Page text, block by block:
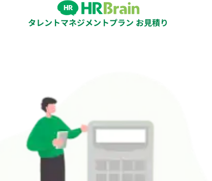
タレントマネジメントプラン お見積り